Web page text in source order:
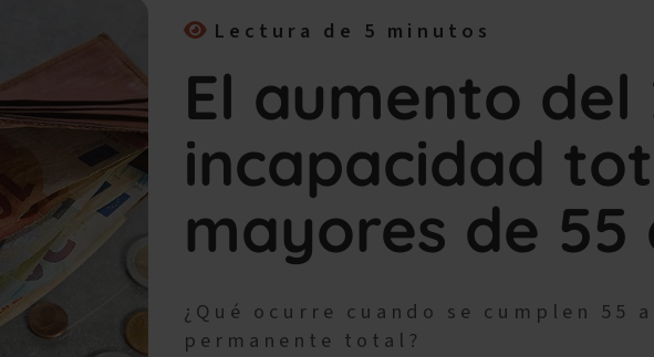
Lectura de 5 minutos
El aumento del
incapacidad
mayores de 55
¿Qué ocurre cuando se cumplen 55
permanente total?